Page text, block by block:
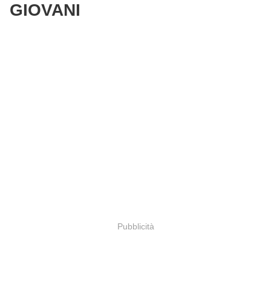
GIOVANI
Pubblicità